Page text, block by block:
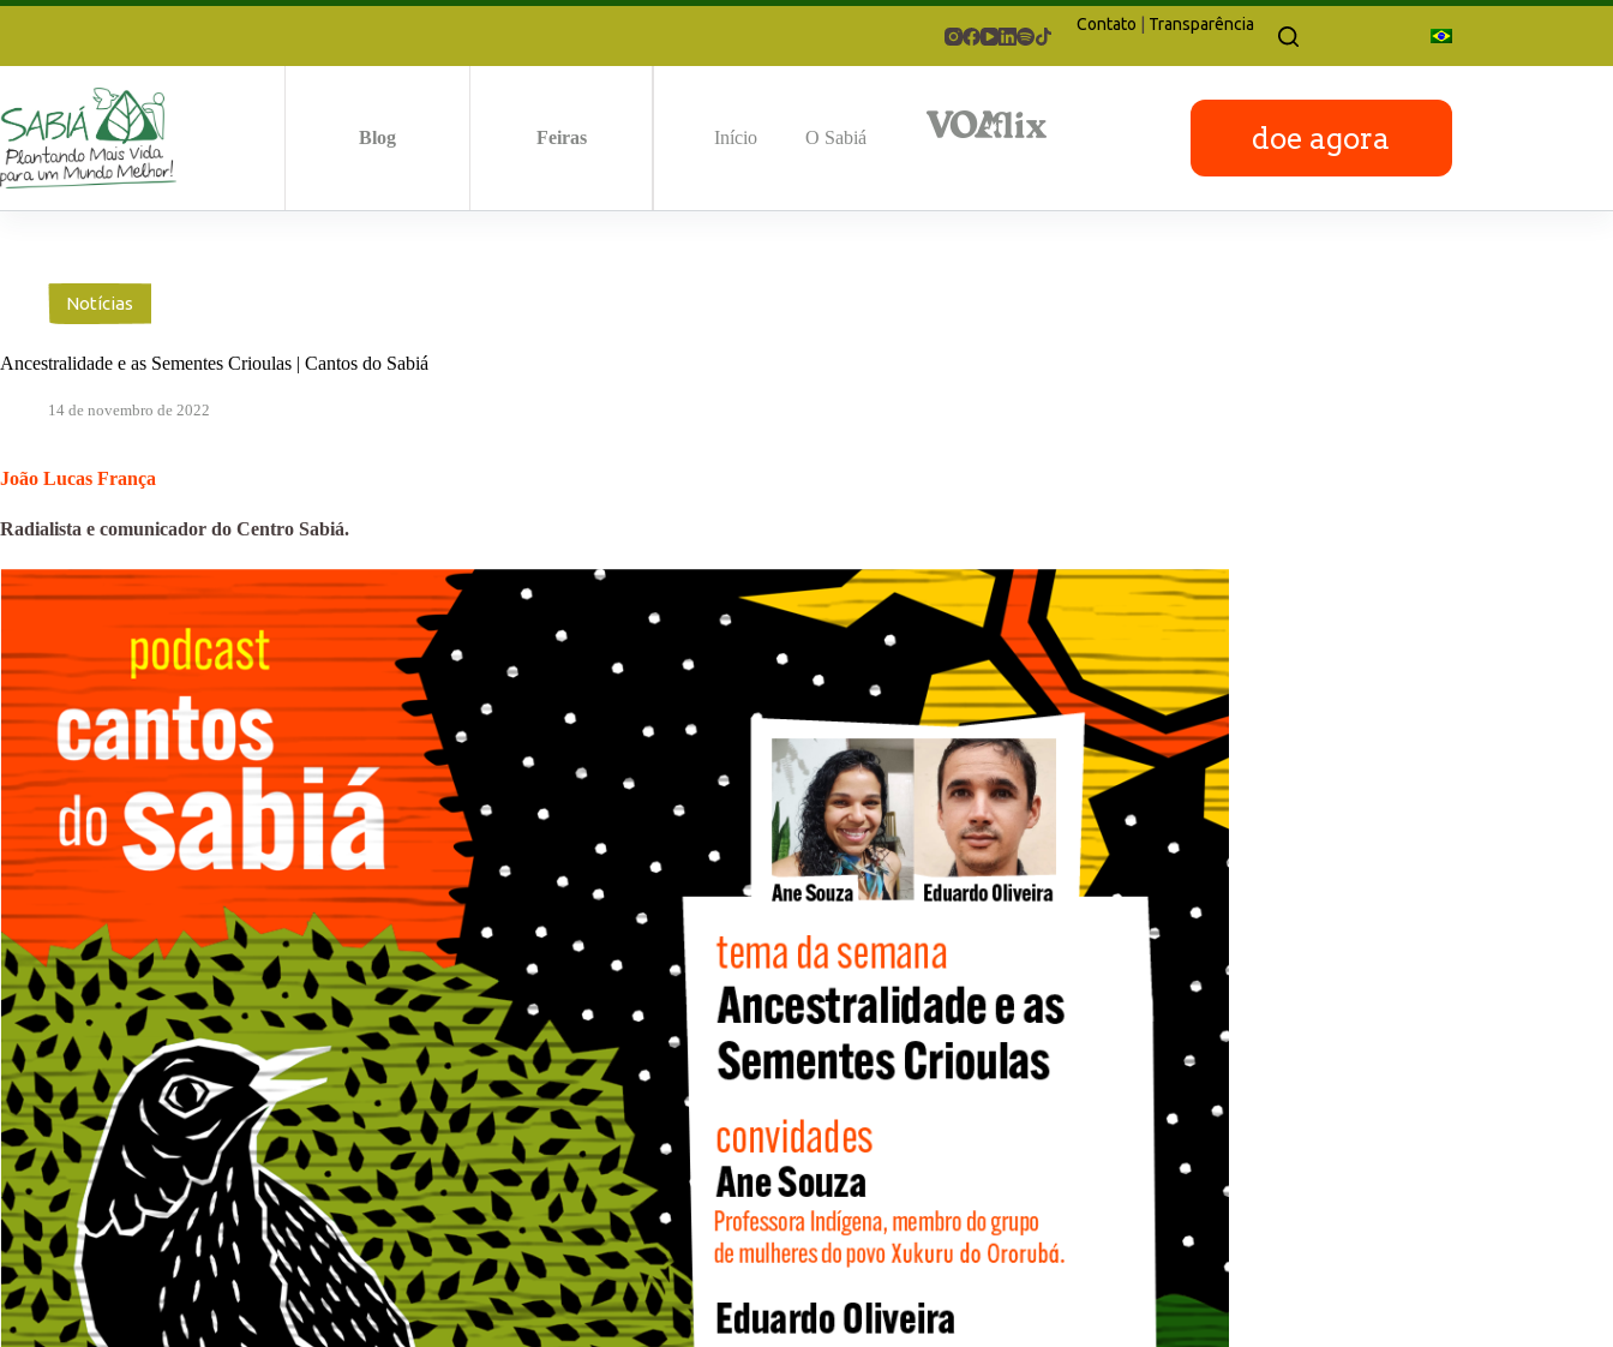
Pular
Contato | Transparência
Blog Feiras Início O Sabiá doe agora
Notícias
Ancestralidade e as Sementes Crioulas | Cantos do Sabiá
14 de novembro de 2022
João Lucas França
Radialista e comunicador do Centro Sabiá.